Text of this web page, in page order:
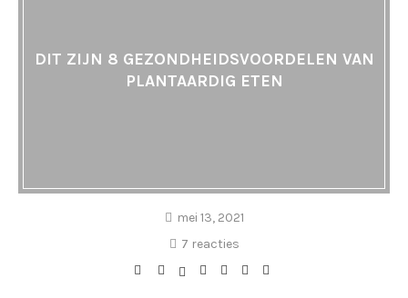
DIT ZIJN 8 GEZONDHEIDSVOORDELEN VAN
PLANTAARDIG ETEN
mei 13, 2021
7 reacties